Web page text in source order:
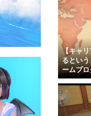
【キャ
るとい
ームプ